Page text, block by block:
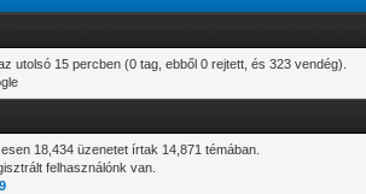
utolsó 15 percben (0 tag, ebből 0 rejtett, és 323 vendég).
18,434 üzenetet írtak 14,871 témában.
felhasználónk van.